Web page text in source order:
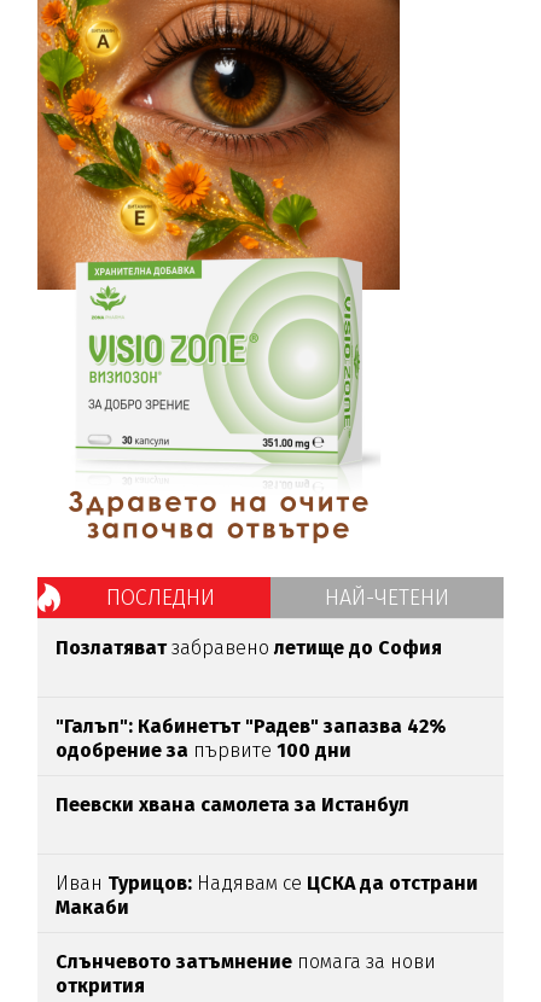
ПОСЛЕДНИ НАЙ-ЧЕТЕНИ
Позлатяватзабравенолетище до София
"Галъп": Кабинетът "Радев" запазва 42%
одобрение за първите 100 дни
Пеевски хвана самолета за Истанбул
Иван Турицов: Надявам се ЦСКА да отстрани
Макаби
Слънчевото затъмнение помага за нови
открития